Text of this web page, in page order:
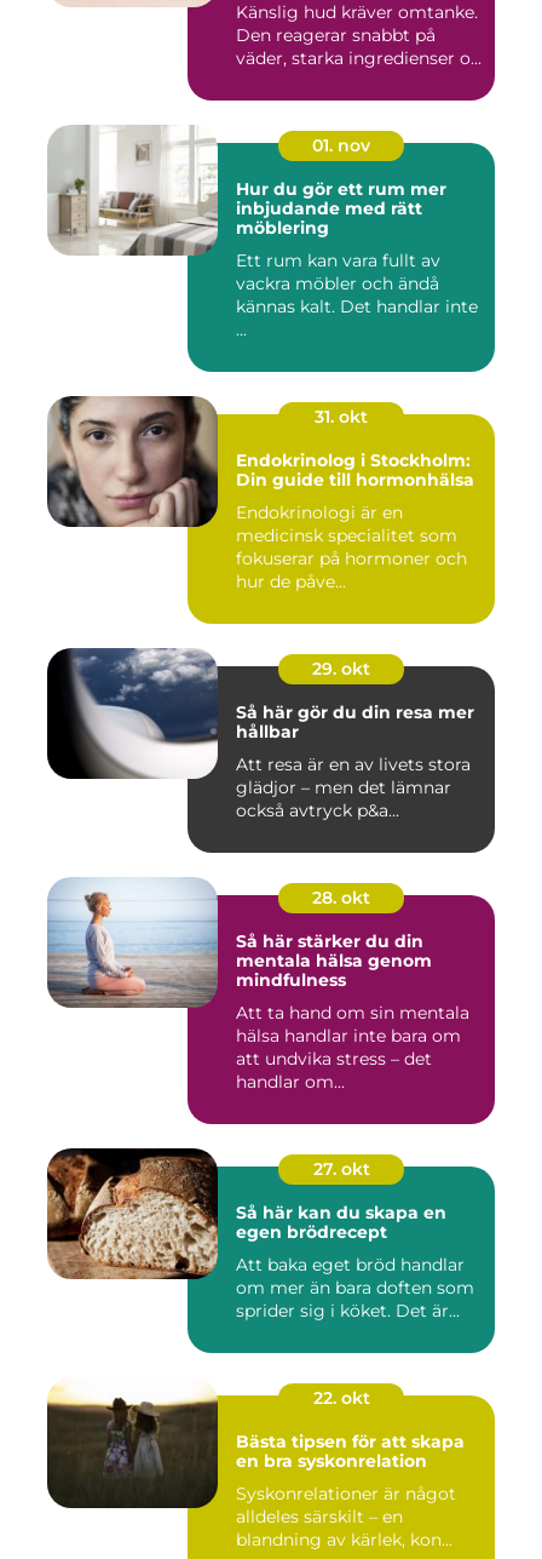
Känslig hud kräver omtanke.
Den reagerar snabbt på
väder, starka ingredienser o...
01. nov
Hur du gör ett rum mer
inbjudande med rätt
möblering
Ett rum kan vara fullt av
vackra möbler och ändå
kännas kalt. Det handlar inte
...
31. okt
Endokrinolog i Stockholm:
Din guide till hormonhälsa
Endokrinologi är en
medicinsk specialitet som
fokuserar på hormoner och
hur de påve...
29. okt
Så här gör du din resa mer
hållbar
Att resa är en av livets stora
glädjor – men det lämnar
också avtryck p&a...
28. okt
Så här stärker du din
mentala hälsa genom
mindfulness
Att ta hand om sin mentala
hälsa handlar inte bara om
att undvika stress – det
handlar om...
27. okt
Så här kan du skapa en
egen brödrecept
Att baka eget bröd handlar
om mer än bara doften som
sprider sig i köket. Det är...
22. okt
Bästa tipsen för att skapa
en bra syskonrelation
Syskonrelationer är något
alldeles särskilt – en
blandning av kärlek, kon...